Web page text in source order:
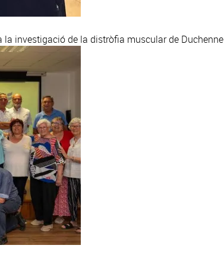
investigació de la distròfia muscular de Duchenne